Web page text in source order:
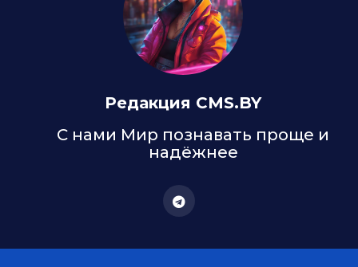
Редакция CMS.BY
С нами Мир познавать проще и
надёжнее